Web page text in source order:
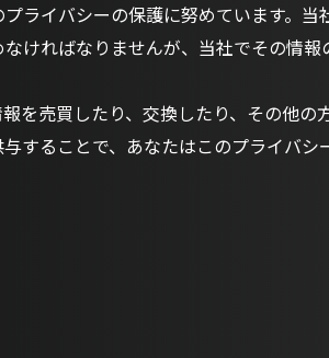
ライバシーの保護に努めています。
ければなりませんが、当社でその情
を売買したり、交換したり、その他の
することで、あなたはこのプライバ